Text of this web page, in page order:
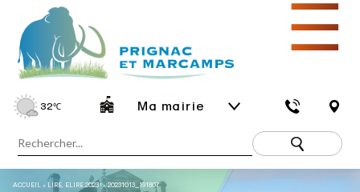
32℃ Ma mairie
☰
ACCUEIL » LIRE, ELIRE 2023 !»20231013_191807